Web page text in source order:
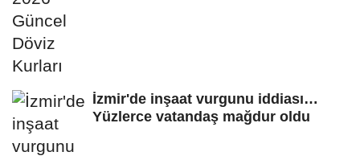
İzmir'de inşaat vurgunu iddiası…
Yüzlerce vatandaş mağdur oldu